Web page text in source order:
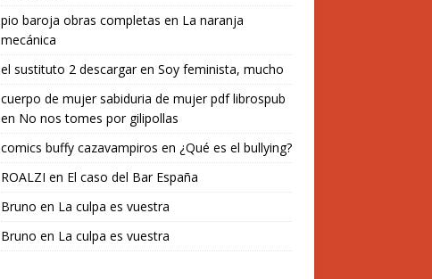
pio baroja obras completas en La naranja
mecánica
el sustituto 2 descargaren Soy feminista, mucho
cuerpo de mujer sabiduria de mujer pdf librospub
en No nos tomes por gilipollas
comics buffy cazavampiros en ¿Qué es el bullying?
ROALZI en El caso del Bar España
Bruno en La culpa es vuestra
Bruno en La culpa es vuestra